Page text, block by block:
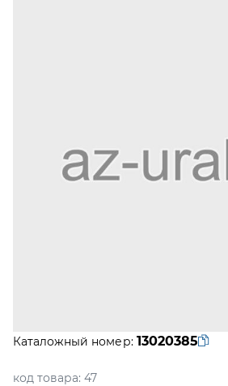
Каталожный номер: 13020385
код товара: 47